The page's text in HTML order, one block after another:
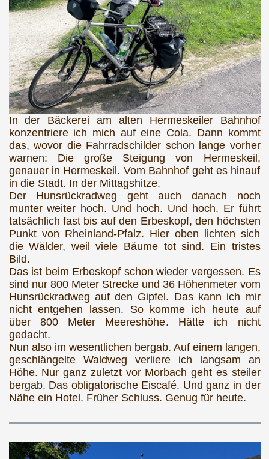
In der Bäckerei am alten Hermeskeiler Bahnhof
konzentriere ich mich auf eine Cola. Dann kommt
das, wovor die Fahrradschilder schon lange vorher
warnen: Die große Steigung von Hermeskeil,
genauer in Hermeskeil. Vom Bahnhof geht es hinauf
in die Stadt. In der Mittagshitze.
Der Hunsrückradweg geht auch danach noch
munter weiter hoch. Und hoch. Und hoch. Er führt
tatsächlich fast bis auf den Erbeskopf, den höchsten
Punkt von Rheinland-Pfalz. Hier oben lichten sich
die Wälder, weil viele Bäume tot sind. Ein tristes
Bild.
Das ist beim Erbeskopf schon wieder vergessen. Es
sind nur 800 Meter Strecke und 36 Höhenmeter vom
Hunsrückradweg auf den Gipfel. Das kann ich mir
nicht entgehen lassen. So komme ich heute auf
über 800 Meter Meereshöhe. Hätte ich nicht
gedacht.
Nun also im wesentlichen bergab. Auf einem langen,
geschlängelte Waldweg verliere ich langsam an
Höhe. Nur ganz zuletzt vor Morbach geht es steiler
bergab. Das obligatorische Eiscafé. Und ganz in der
Nähe ein Hotel. Früher Schluss. Genug für heute.